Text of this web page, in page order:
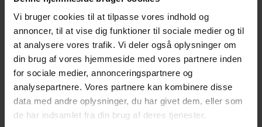
Vi bruger cookies til at tilpasse vores indhold og
annoncer, til at vise dig funktioner til sociale medier og til
at analysere vores trafik. Vi deler også oplysninger om
din brug af vores hjemmeside med vores partnere inden
for sociale medier, annonceringspartnere og
analysepartnere. Vores partnere kan kombinere disse
data med andre oplysninger, du har givet dem, eller som
de har indsamlet fra din brug af deres tjenester.
Der er gratis internet på værelserne. Hvis I
medbringer hund, vil I automatisk få tildelt et
rygerværelse.
Hund: 120 DKK pr. dag
Mulighed for rygerværelser
Kun slutrengøring inkluderet
Kundeanmeldelser